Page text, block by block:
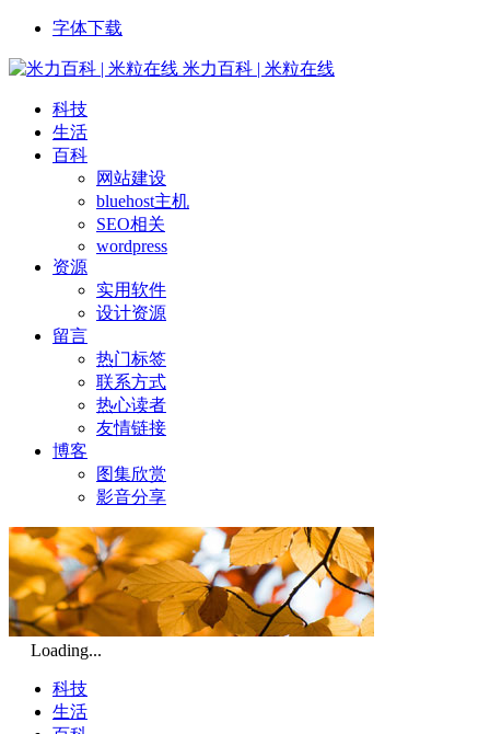
字体下载
米力百科 | 米粒在线
科技
生活
百科
网站建设
bluehost主机
SEO相关
wordpress
资源
实用软件
设计资源
留言
热门标签
联系方式
热心读者
友情链接
博客
图集欣赏
影音分享
Loading...
科技
生活